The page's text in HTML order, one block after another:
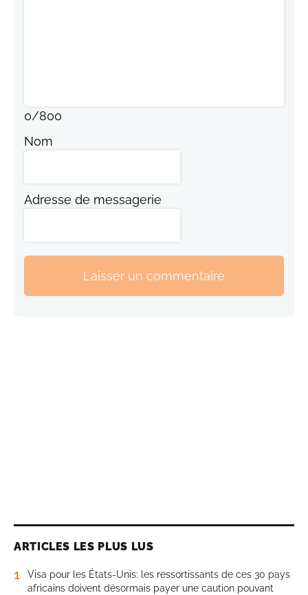
0/800
Nom
Adresse de messagerie
Laisser un commentaire
ARTICLES LES PLUS LUS
1
Visa pour les États-Unis: les ressortissants de ces 30 pays
africains doivent désormais payer une caution pouvant